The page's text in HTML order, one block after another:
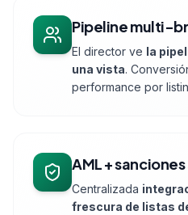
Pipeline multi-
El director ve la
una vista.
performance por
AML +
Centralizada
frescura de listas